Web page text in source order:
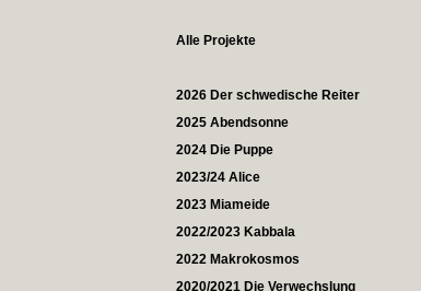
Alle Projekte
2026 Der schwedische Reiter
2025 Abendsonne
2024 Die Puppe
2023/24 Alice
2023 Miameide
2022/2023 Kabbala
2022 Makrokosmos
2020/2021 Die Verwechslung